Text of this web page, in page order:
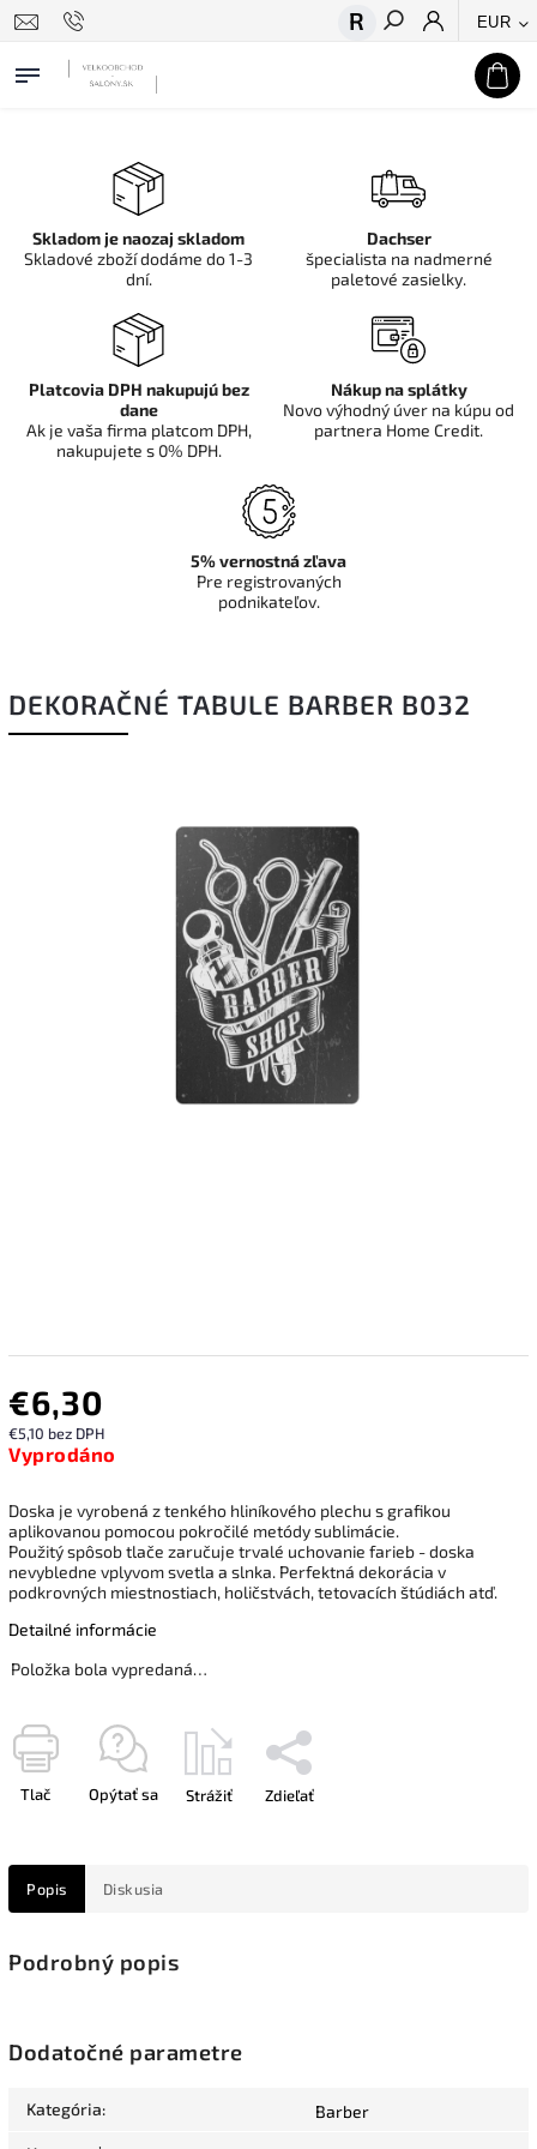
EUR
Hľadať
DEKORAČNÉ TABULE BARBER B032
€6,30
€5,10 bez DPH
Vyprodáno
Položka bola vypredaná…
Doska je vyrobená z tenkého hliníkového plechu s grafikou
aplikovanou pomocou pokročilé metódy sublimácie.
Použitý spôsob tlače zaručuje trvalé uchovanie farieb - doska
nevybledne vplyvom svetla a slnka. Perfektná dekorácia v
podkrovných miestnostiach, holičstvách, tetovacích štúdiách atď.
Detailné informácie
Tlač Opýtať sa Strážiť Zdieľať
Skladom je naozaj skladom
Skladové zboží dodáme do 1-3
dní.
Dachser
špecialista na nadmerné
paletové zasielky.
Platcovia DPH nakupujú bez
dane
Ak je vaša firma platcom DPH,
nakupujete s 0% DPH.
Nákup na splátky
Novo výhodný úver na kúpu od
partnera Home Credit.
5% vernostná zľava
Pre registrovaných
podnikateľov.
Popis Diskusia
Podrobný popis
Dodatočné parametre
Kategória: Barber